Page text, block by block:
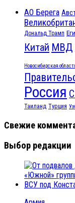
АО Берега
Дональд Трамп
Китай МВД
Новосибирская
Россия
Таиланд Турция
Свежие
Выбор редакции